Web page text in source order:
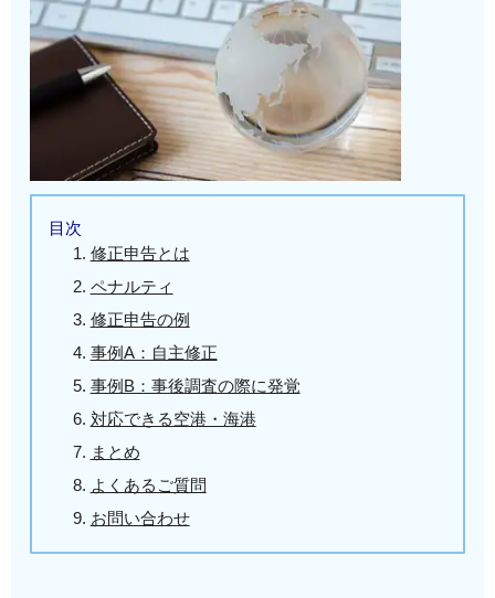
目次
修正申告とは
ペナルティ
修正申告の例
事例A：自主修正
事例B：事後調査の際に発覚
対応できる空港・海港
まとめ
よくあるご質問
お問い合わせ